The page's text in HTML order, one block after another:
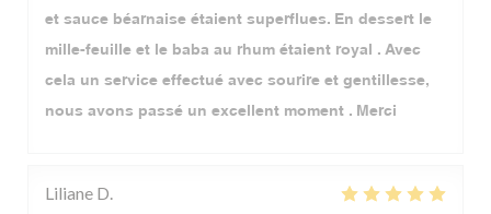
et sauce béarnaise étaient superflues. En dessert le
mille-feuille et le baba au rhum étaient royal . Avec
cela un service effectué avec sourire et gentillesse,
nous avons passé un excellent moment . Merci
Liliane D